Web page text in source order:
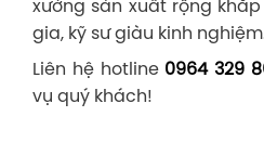
xưởng sản xuất rộng
gia, kỹ sư giàu kinh
Liên hệ hotline 0964 329
vụ quý khách!